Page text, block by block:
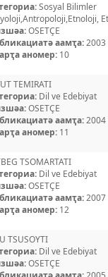
Sosyal Bilimler
OSETÇE
аамҭа:2003
аномер: 10
TEMIRATI
Dil ve Edebiyat
OSETÇE
аамҭа:2004
аномер: 11
TSOMARTATI
Dil ve Edebiyat
OSETÇE
аамҭа:2007
аномер: 12
TSUSOYTI
Dil ve Edebiyat
OSETÇE